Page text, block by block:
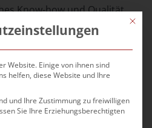
Know-how und Qualität,
Höchstmaß an Flexibilität,
individuelle Lösungen für
unterschiedlichster
Mit
Website. Einige von ihnen sind
helfen, diese Website und Ihre
und Ihre Zustimmung zu freiwilligen
Sie Ihre Erziehungsberechtigten